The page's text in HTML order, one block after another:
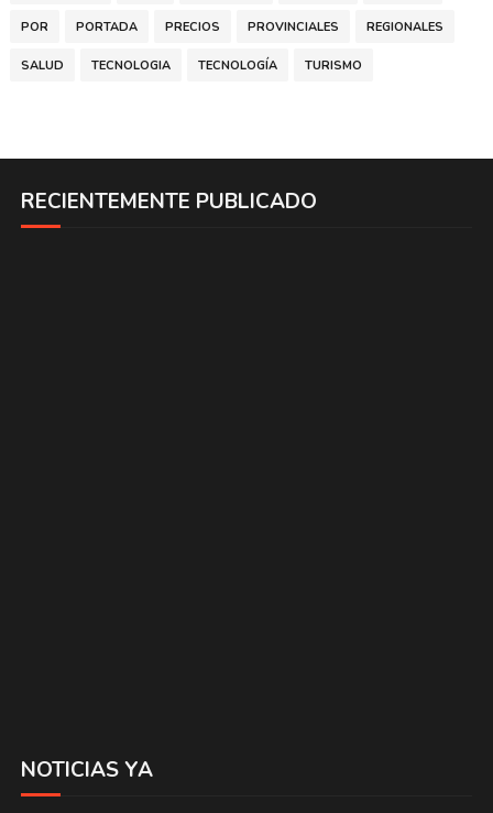
POR PORTADA PRECIOS PROVINCIALES REGIONALES
SALUD TECNOLOGIA TECNOLOGÍA TURISMO
RECIENTEMENTE PUBLICADO
NOTICIAS YA